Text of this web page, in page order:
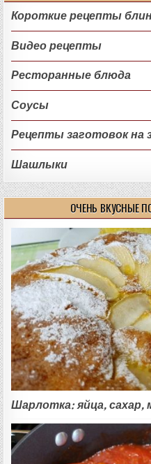
Короткие рецепты
Видео рецепты
Ресторанные блюда
Соусы
Рецепты заготовок на
Шашлыки
ОЧЕНЬ ВКУСНЫЕ
Шарлотка: яйца, сахар,